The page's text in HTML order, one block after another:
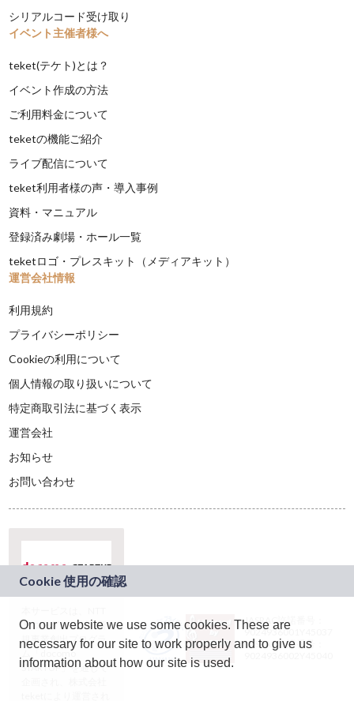
シリアルコード受け取り
イベント主催者様へ
teket(テケト)とは？
イベント作成の方法
ご利用料金について
teketの機能ご紹介
ライブ配信について
teket利用者様の声・導入事例
資料・マニュアル
登録済み劇場・ホール一覧
teketロゴ・プレスキット（メディアキット）
運営会社情報
利用規約
プライバシーポリシー
Cookieの利用について
個人情報の取り扱いについて
特定商取引法に基づく表示
運営会社
お知らせ
お問い合わせ
ドコモグループの新
規事業創出プログラ
ム「docomo
STARTUP」を通じて
JASRAC許諾番号：
9024936001Y45037
JASRAC許諾番号：
On our website we use some cookies. These are
necessary for our site to work properly and to give us
information about how our site is used.